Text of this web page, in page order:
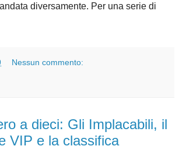
diversamente. Per una serie di
Nessun commento:
a dieci: Gli Implacabili, il
VIP e la classifica